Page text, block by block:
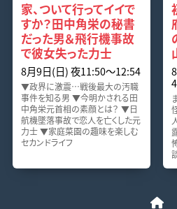
家、ついて行ってイイで
すか？田中角栄の秘書
だった男＆飛行機事故
で彼女失った力士
8月9日(日) 夜11:50〜12:54
▼政界に激震…戦後最大の汚職
事件を知る男 ▼今明かされる田
中角栄元首相の素顔とは？ ▼日
航機墜落事故で恋人を亡くした元
力士 ▼家庭菜園の趣味を楽しむ
セカンドライフ